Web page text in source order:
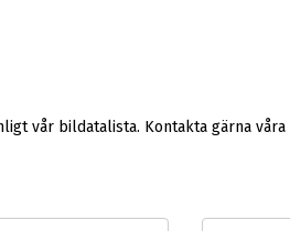
vår bildatalista. Kontakta gärna